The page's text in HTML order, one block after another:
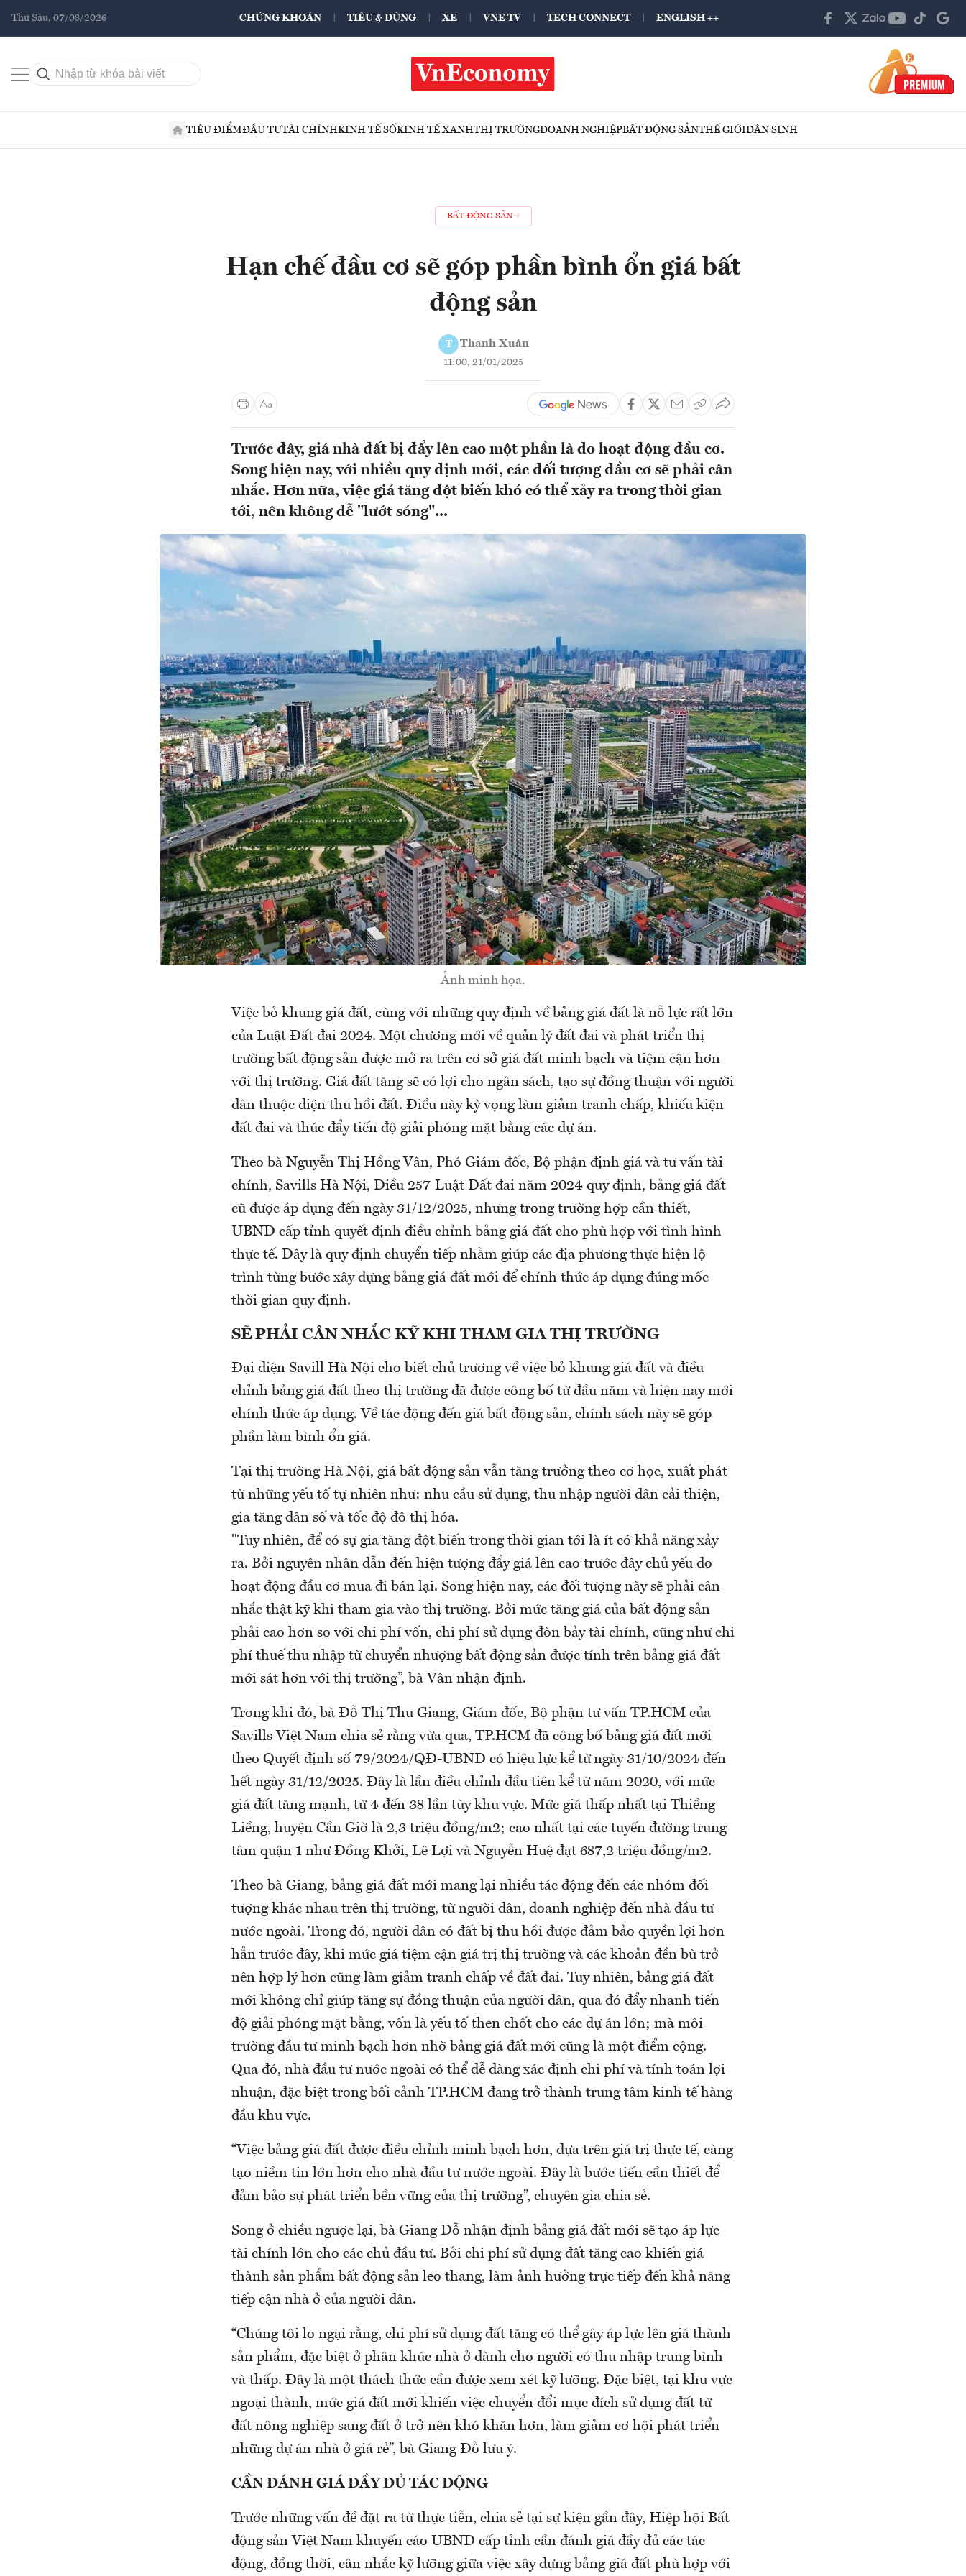
Thứ Sáu, 07/08/2026 CHỨNG KHOÁN TIÊU & DÙNG XE VNE TV TECH CONNECT ENGLISH ++
TIÊU ĐIỂMĐẦU TƯTÀI CHÍNHKINH TẾ SỐKINH TẾ XANHTHỊ TRƯỜNGDOANH NGHIỆPBẤT ĐỘNG SẢNTHẾ GIỚIDÂN SINH
BẤT ĐỘNG SẢN
Hạn chế đầu cơ sẽ góp phần bình ổn giá bất
động sản
T Thanh Xuân
11:00, 21/01/2025
Trước đây, giá nhà đất bị đẩy lên cao một phần là do hoạt động đầu cơ.
Song hiện nay, với nhiều quy định mới, các đối tượng đầu cơ sẽ phải cân
nhắc. Hơn nữa, việc giá tăng đột biến khó có thể xảy ra trong thời gian
tới, nên không dễ "lướt sóng"...
Ảnh minh họa.
Việc bỏ khung giá đất, cùng với những quy định về bảng giá đất là nỗ lực rất lớn
của Luật Đất đai 2024. Một chương mới về quản lý đất đai và phát triển thị
trường bất động sản được mở ra trên cơ sở giá đất minh bạch và tiệm cận hơn
với thị trường. Giá đất tăng sẽ có lợi cho ngân sách, tạo sự đồng thuận với người
dân thuộc diện thu hồi đất. Điều này kỳ vọng làm giảm tranh chấp, khiếu kiện
đất đai và thúc đẩy tiến độ giải phóng mặt bằng các dự án.
Theo bà Nguyễn Thị Hồng Vân, Phó Giám đốc, Bộ phận định giá và tư vấn tài
chính, Savills Hà Nội, Điều 257 Luật Đất đai năm 2024 quy định, bảng giá đất
cũ được áp dụng đến ngày 31/12/2025, nhưng trong trường hợp cần thiết,
UBND cấp tỉnh quyết định điều chỉnh bảng giá đất cho phù hợp với tình hình
thực tế. Đây là quy định chuyển tiếp nhằm giúp các địa phương thực hiện lộ
trình từng bước xây dựng bảng giá đất mới để chính thức áp dụng đúng mốc
thời gian quy định.
SẼ PHẢI CÂN NHẮC KỸ KHI THAM GIA THỊ TRƯỜNG
Đại diện Savill Hà Nội cho biết chủ trương về việc bỏ khung giá đất và điều
chỉnh bảng giá đất theo thị trường đã được công bố từ đầu năm và hiện nay mới
chính thức áp dụng. Về tác động đến giá bất động sản, chính sách này sẽ góp
phần làm bình ổn giá.
Tại thị trường Hà Nội, giá bất động sản vẫn tăng trưởng theo cơ học, xuất phát
từ những yếu tố tự nhiên như: nhu cầu sử dụng, thu nhập người dân cải thiện,
gia tăng dân số và tốc độ đô thị hóa.
"Tuy nhiên, để có sự gia tăng đột biến trong thời gian tới là ít có khả năng xảy
ra. Bởi nguyên nhân dẫn đến hiện tượng đẩy giá lên cao trước đây chủ yếu do
hoạt động đầu cơ mua đi bán lại. Song hiện nay, các đối tượng này sẽ phải cân
nhắc thật kỹ khi tham gia vào thị trường. Bởi mức tăng giá của bất động sản
phải cao hơn so với chi phí vốn, chi phí sử dụng đòn bảy tài chính, cũng như chi
phí thuế thu nhập từ chuyển nhượng bất động sản được tính trên bảng giá đất
mới sát hơn với thị trường”, bà Vân nhận định.
Trong khi đó, bà Đỗ Thị Thu Giang, Giám đốc, Bộ phận tư vấn TP.HCM của
Savills Việt Nam chia sẻ rằng vừa qua, TP.HCM đã công bố bảng giá đất mới
theo Quyết định số 79/2024/QĐ-UBND có hiệu lực kể từ ngày 31/10/2024 đến
hết ngày 31/12/2025. Đây là lần điều chỉnh đầu tiên kể từ năm 2020, với mức
giá đất tăng mạnh, từ 4 đến 38 lần tùy khu vực. Mức giá thấp nhất tại Thiềng
Liềng, huyện Cần Giờ là 2,3 triệu đồng/m2; cao nhất tại các tuyến đường trung
tâm quận 1 như Đồng Khởi, Lê Lợi và Nguyễn Huệ đạt 687,2 triệu đồng/m2.
Theo bà Giang, bảng giá đất mới mang lại nhiều tác động đến các nhóm đối
tượng khác nhau trên thị trường, từ người dân, doanh nghiệp đến nhà đầu tư
nước ngoài. Trong đó, người dân có đất bị thu hồi được đảm bảo quyền lợi hơn
hẳn trước đây, khi mức giá tiệm cận giá trị thị trường và các khoản đền bù trở
nên hợp lý hơn cũng làm giảm tranh chấp về đất đai. Tuy nhiên, bảng giá đất
mới không chỉ giúp tăng sự đồng thuận của người dân, qua đó đẩy nhanh tiến
độ giải phóng mặt bằng, vốn là yếu tố then chốt cho các dự án lớn; mà môi
trường đầu tư minh bạch hơn nhờ bảng giá đất mới cũng là một điểm cộng.
Qua đó, nhà đầu tư nước ngoài có thể dễ dàng xác định chi phí và tính toán lợi
nhuận, đặc biệt trong bối cảnh TP.HCM đang trở thành trung tâm kinh tế hàng
đầu khu vực.
“Việc bảng giá đất được điều chỉnh minh bạch hơn, dựa trên giá trị thực tế, càng
tạo niềm tin lớn hơn cho nhà đầu tư nước ngoài. Đây là bước tiến cần thiết để
đảm bảo sự phát triển bền vững của thị trường”, chuyên gia chia sẻ.
Song ở chiều ngược lại, bà Giang Đỗ nhận định bảng giá đất mới sẽ tạo áp lực
tài chính lớn cho các chủ đầu tư. Bởi chi phí sử dụng đất tăng cao khiến giá
thành sản phẩm bất động sản leo thang, làm ảnh hưởng trực tiếp đến khả năng
tiếp cận nhà ở của người dân.
“Chúng tôi lo ngại rằng, chi phí sử dụng đất tăng có thể gây áp lực lên giá thành
sản phẩm, đặc biệt ở phân khúc nhà ở dành cho người có thu nhập trung bình
và thấp. Đây là một thách thức cần được xem xét kỹ lưỡng. Đặc biệt, tại khu vực
ngoại thành, mức giá đất mới khiến việc chuyển đổi mục đích sử dụng đất từ
đất nông nghiệp sang đất ở trở nên khó khăn hơn, làm giảm cơ hội phát triển
những dự án nhà ở giá rẻ”, bà Giang Đỗ lưu ý.
CẦN ĐÁNH GIÁ ĐẦY ĐỦ TÁC ĐỘNG
Trước những vấn đề đặt ra từ thực tiễn, chia sẻ tại sự kiện gần đây, Hiệp hội Bất
động sản Việt Nam khuyến cáo UBND cấp tỉnh cần đánh giá đầy đủ các tác
động, đồng thời, cân nhắc kỹ lưỡng giữa việc xây dựng bảng giá đất phù hợp với